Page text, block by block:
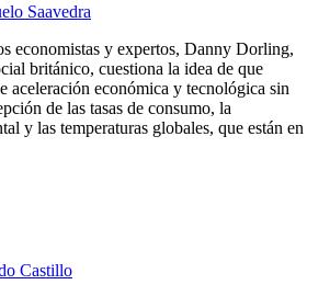
Saavedra
economistas y expertos, Danny Dorling,
británico, cuestiona la idea de que
aceleración económica y tecnológica sin
de las tasas de consumo, la
y las temperaturas globales, que están en
Castillo